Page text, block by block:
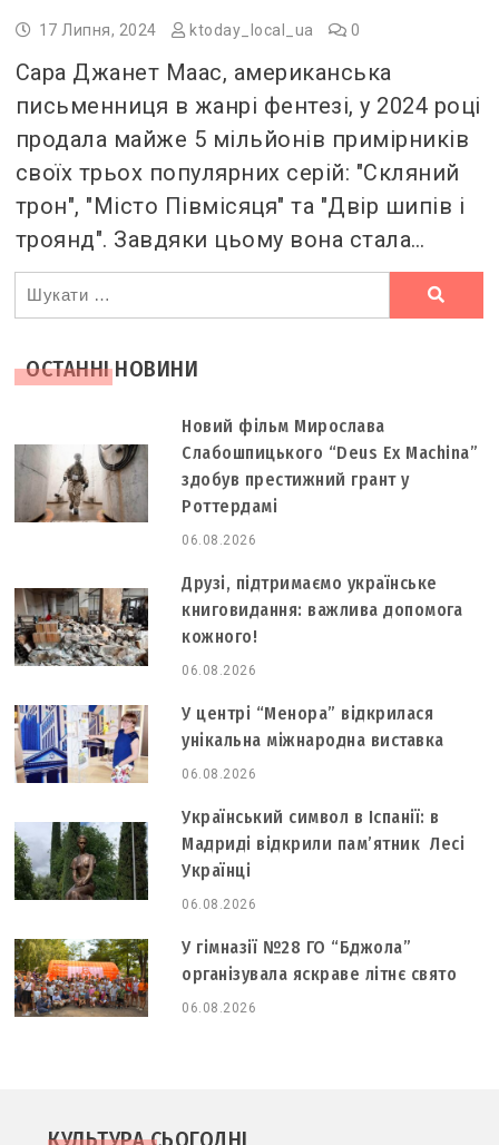
17 Липня, 2024 ktoday_local_ua 0
Сара Джанет Маас, американська
письменниця в жанрі фентезі, у 2024 році
продала майже 5 мільйонів примірників
своїх трьох популярних серій: "Скляний
трон", "Місто Півмісяця" та "Двір шипів і
троянд". Завдяки цьому вона стала…
Ви
шукали
ОСТАННІ НОВИНИ
Новий фільм Мирослава
Слабошпицького “Deus Ex Machina”
здобув престижний грант у
Роттердамі
06.08.2026
Друзі, підтримаємо українське
книговидання: важлива допомога
кожного!
06.08.2026
У центрі “Менора” відкрилася
унікальна міжнародна виставка
06.08.2026
Український символ в Іспанії: в
Мадриді відкрили пам’ятник Лесі
Українці
06.08.2026
У гімназії №28 ГО “Бджола”
організувала яскраве літнє свято
06.08.2026
КУЛЬТУРА СЬОГОДНІ